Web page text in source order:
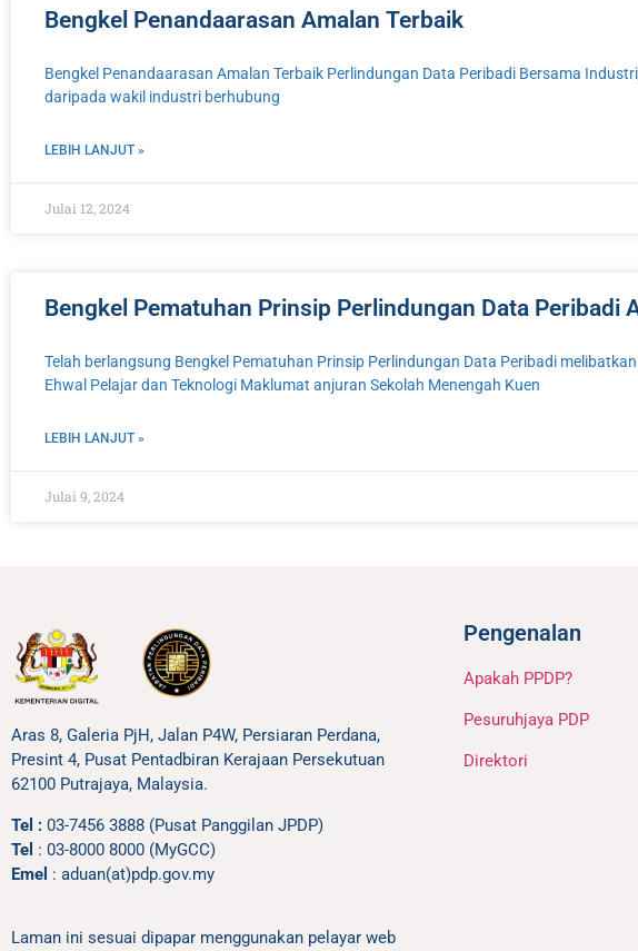
Bengkel Penandaarasan Amalan Terbaik
Bengkel Penandaarasan Amalan Terbaik Perlindungan Data Peribadi Bersama
daripada wakil industri berhubung
LEBIH LANJUT »
Julai 12, 2024
Bengkel Pematuhan Prinsip Perlindungan Data Peribadi
Telah berlangsung Bengkel Pematuhan Prinsip Perlindungan Data Peribadi
Ehwal Pelajar dan Teknologi Maklumat anjuran Sekolah Menengah Kuen
LEBIH LANJUT »
Julai 9, 2024
Aras 8, Galeria PjH, Jalan P4W, Persiaran Perdana,
Presint 4, Pusat Pentadbiran Kerajaan Persekutuan
62100 Putrajaya, Malaysia.
Tel : 03-7456 3888 (Pusat Panggilan JPDP)
Tel : 03-8000 8000 (MyGCC)
Emel : aduan(at)pdp.gov.my
Laman ini sesuai dipapar menggunakan pelayar web
Pengenalan
Apakah PPDP?
Pesuruhjaya PDP
Direktori